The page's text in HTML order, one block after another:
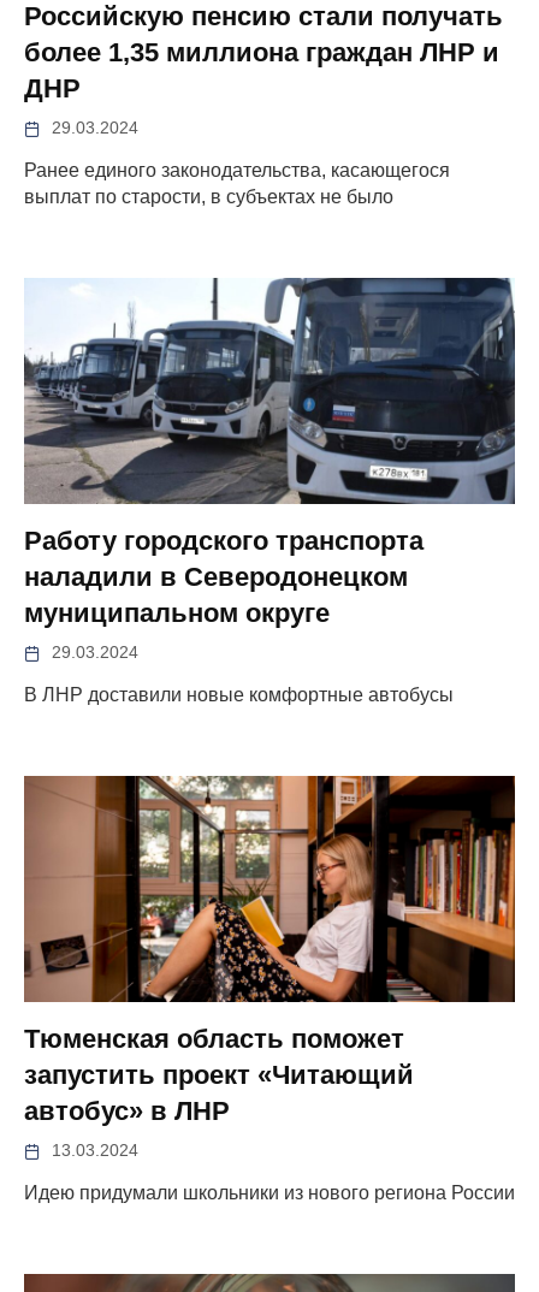
Российскую пенсию стали получать
более 1,35 миллиона граждан ЛНР и
ДНР
29.03.2024
Ранее единого законодательства, касающегося
выплат по старости, в субъектах не было
Работу городского транспорта
наладили в Северодонецком
муниципальном округе
29.03.2024
В ЛНР доставили новые комфортные автобусы
Тюменская область поможет
запустить проект «Читающий
автобус» в ЛНР
13.03.2024
Идею придумали школьники из нового региона России